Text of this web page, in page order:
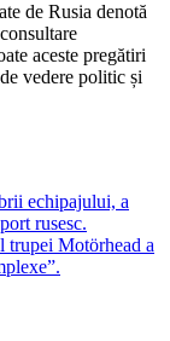
de Rusia denotă
aceste pregătiri
vedere politic și
echipajului, a
rusesc.
trupei Motörhead a